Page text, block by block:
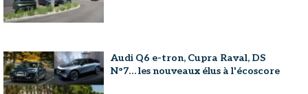
Audi Q6 e-tron, Cupra Raval, DS
N°7… les nouveaux élus à l'écoscore